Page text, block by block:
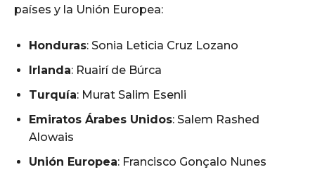
países y la Unión Europea:
Honduras: Sonia Leticia Cruz Lozano
Irlanda: Ruairí de Búrca
Turquía: Murat Salim Esenli
Emiratos Árabes Unidos: Salem Rashed
Alowais
Unión Europea: Francisco Gonçalo Nunes